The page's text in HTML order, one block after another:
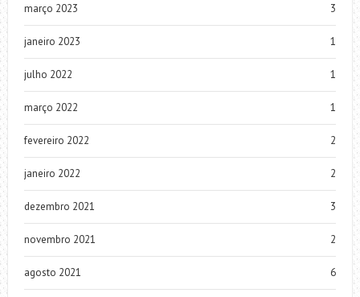
março 2023 3
janeiro 2023 1
julho 2022 1
março 2022 1
fevereiro 2022 2
janeiro 2022 2
dezembro 2021 3
novembro 2021 2
agosto 2021 6